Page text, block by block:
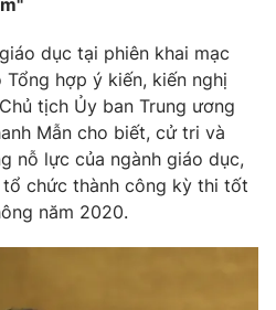
Shorts video
VTV Thể thao
Bất động sản
dục tại phiên khai mạc
hợp ý kiến, kiến nghị
tịch Ủy ban Trung ương
Mẫn cho biết, cử tri và
nỗ lực của ngành giáo dục,
chức thành công kỳ thi tốt
năm 2020.